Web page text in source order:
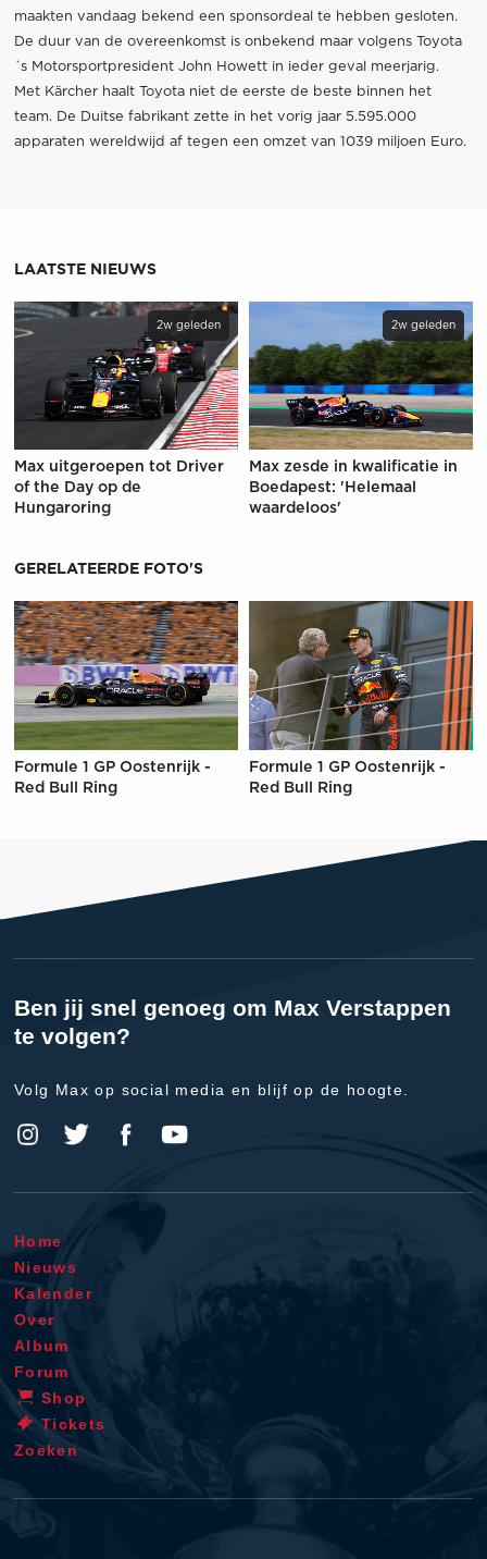
maakten vandaag bekend een sponsordeal te hebben gesloten.
De duur van de overeenkomst is onbekend maar volgens Toyota
´s Motorsportpresident John Howett in ieder geval meerjarig.
Met Kärcher haalt Toyota niet de eerste de beste binnen het
team. De Duitse fabrikant zette in het vorig jaar 5.595.000
apparaten wereldwijd af tegen een omzet van 1039 miljoen Euro.
LAATSTE NIEUWS
2w geleden
Max uitgeroepen tot Driver
of the Day op de
Hungaroring
2w geleden
Max zesde in kwalificatie in
Boedapest: 'Helemaal
waardeloos'
GERELATEERDE FOTO'S
Formule 1 GP Oostenrijk -
Red Bull Ring
Formule 1 GP Oostenrijk -
Red Bull Ring
Ben jij snel genoeg om Max Verstappen
te volgen?
Volg Max op social media en blijf op de hoogte.
Home
Nieuws
Kalender
Over
Album
Forum
Shop
Tickets
Zoeken